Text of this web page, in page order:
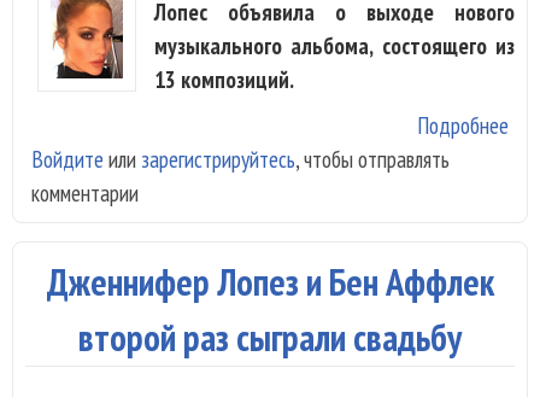
Лопес объявила о выходе нового
музыкального альбома, состоящего из
13 композиций.
Подробнее
Войдите или зарегистрируйтесь, чтобы отправлять
комментарии
Дженнифер Лопез и Бен Аффлек
второй раз сыграли свадьбу